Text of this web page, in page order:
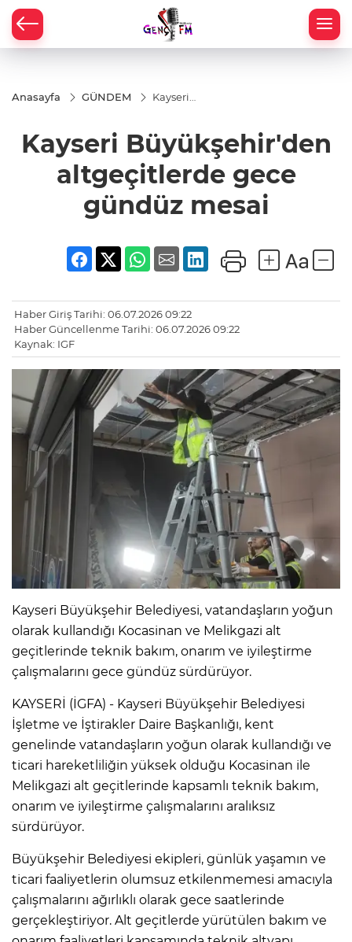
Anasayfa GÜNDEM
Kayseri
gece gündüz
mesai
Kayseri Büyükşehir'den
altgeçitlerde gece
gündüz mesai
Haber Giriş Tarihi: 06.07.2026 09:22
Haber Güncellenme Tarihi: 06.07.2026 09:22
Kaynak: IGF
Kayseri Büyükşehir Belediyesi, vatandaşların yoğun
olarak kullandığı Kocasinan ve Melikgazi alt
geçitlerinde teknik bakım, onarım ve iyileştirme
çalışmalarını gece gündüz sürdürüyor.
KAYSERİ (İGFA) - Kayseri Büyükşehir Belediyesi
İşletme ve İştirakler Daire Başkanlığı, kent
genelinde vatandaşların yoğun olarak kullandığı ve
ticari hareketliliğin yüksek olduğu Kocasinan ile
Melikgazi alt geçitlerinde kapsamlı teknik bakım,
onarım ve iyileştirme çalışmalarını aralıksız
sürdürüyor.
Büyükşehir Belediyesi ekipleri, günlük yaşamın ve
ticari faaliyetlerin olumsuz etkilenmemesi amacıyla
çalışmalarını ağırlıklı olarak gece saatlerinde
gerçekleştiriyor. Alt geçitlerde yürütülen bakım ve